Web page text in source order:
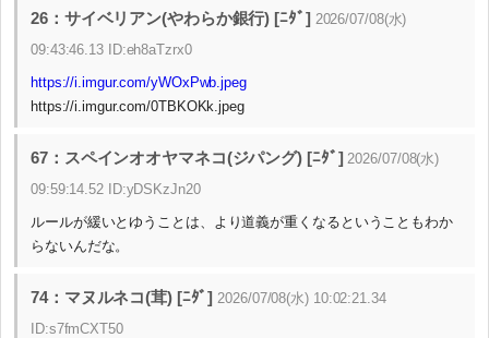
26：サイベリアン(やわらか銀行) [ﾆﾀﾞ] 2026/07/08(水)
09:43:46.13 ID:eh8aTzrx0
https://i.imgur.com/yWOxPwb.jpeg
https://i.imgur.com/0TBKOKk.jpeg
67：スペインオオヤマネコ(ジパング) [ﾆﾀﾞ] 2026/07/08(水)
09:59:14.52 ID:yDSKzJn20
ルールが緩いとゆうことは、より道義が重くなるということもわか
らないんだな。
74：マヌルネコ(茸) [ﾆﾀﾞ] 2026/07/08(水) 10:02:21.34
ID:s7fmCXT50